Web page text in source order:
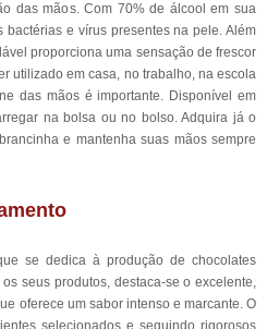
das mãos. Com 70% de álcool em sua
e vírus presentes na pele. Além
proporciona uma sensação de frescor
utilizado em casa, no trabalho, na escola
das mãos é importante. Disponível em
na bolsa ou no bolso. Adquira já o
e mantenha suas mãos sempre
se dedica à produção de chocolates
seus produtos, destaca-se o excelente,
oferece um sabor intenso e marcante. O
selecionados e seguindo rigorosos